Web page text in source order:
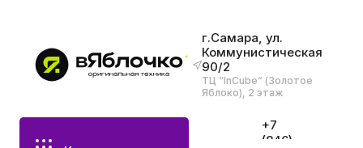
г.Самара, ул.
Коммунистическая
90/2
ТЦ “InCube” (Золотое
Яблоко), 2 этаж
+7
(846)
Все разделы каталога